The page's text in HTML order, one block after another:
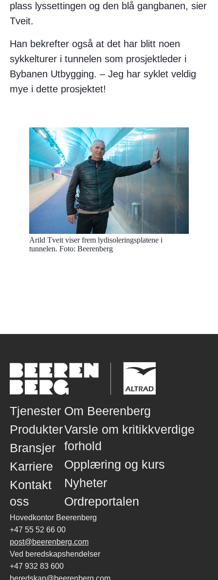
plass lyssettingen og den blå gangbanen, sier
Tveit.
Han bekrefter også at det har blitt noen
sykkelturer i tunnelen som prosjektleder i
Bybanen Utbygging. – Jeg har syklet veldig
mye i dette prosjektet!
Arild Tveit viser frem lydisoleringsplatene i
tunnelen. Foto: Beerenberg
Tjenester
Produkter
Bransjer
Karriere
Kontakt
oss
Om Beerenberg
Varsle om kritikkverdige
forhold
Opplæring og kurs
Nyheter
Ordreportalen
Hovedkontor Beerenberg
+47 55 52 66 00
post@beerenberg.com
Ved beredskapshendelser
+47 932 83 600
beredskap@beerenberg.com